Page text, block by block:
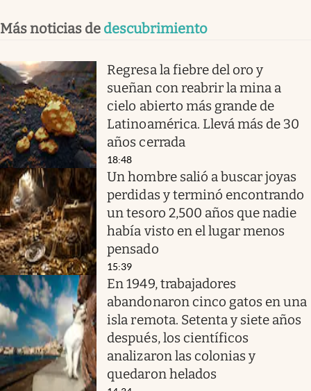
Más noticias de descubrimiento
Regresa la fiebre del oro y
sueñan con reabrir la mina a
cielo abierto más grande de
Latinoamérica. Llevá más de 30
años cerrada
18:48
Un hombre salió a buscar joyas
perdidas y terminó encontrando
un tesoro 2,500 años que nadie
había visto en el lugar menos
pensado
15:39
En 1949, trabajadores
abandonaron cinco gatos en una
isla remota. Setenta y siete años
después, los científicos
analizaron las colonias y
quedaron helados